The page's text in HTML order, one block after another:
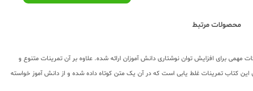
محصولات مرتبط
نکات مهمی برای افزایش توان نوشتاری دانش آموزان ارائه شده. علاوه بر آن تمرینات متنوع و
کتاب تمرینات غلط یابی است که در آن یک متن کوتاه داده شده و از دانش آموز خواسته